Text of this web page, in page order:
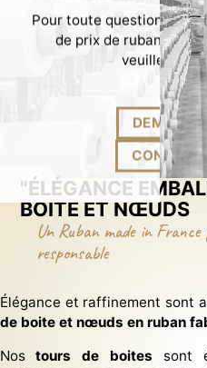
Pour toute question sur
de prix de rubans
veuillez
DEMANDE
"ÉLÉGANCE
BOITE ET NŒUDS
Un Ruban made in
responsable
Élégance et raffinement sont
de boite et nœuds en ruban
Nos tours de boites sont